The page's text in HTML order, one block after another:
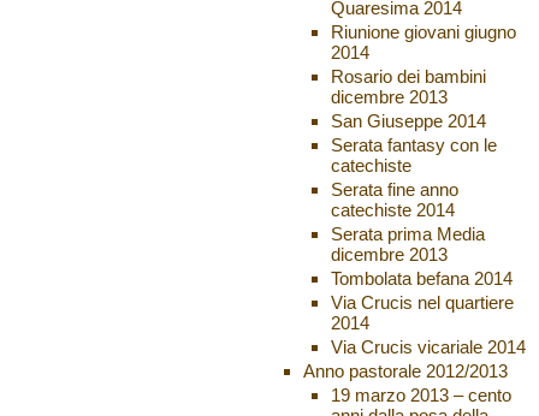
Quaresima 2014
Riunione giovani giugno
2014
Rosario dei bambini
dicembre 2013
San Giuseppe 2014
Serata fantasy con le
catechiste
Serata fine anno
catechiste 2014
Serata prima Media
dicembre 2013
Tombolata befana 2014
Via Crucis nel quartiere
2014
Via Crucis vicariale 2014
Anno pastorale 2012/2013
19 marzo 2013 – cento